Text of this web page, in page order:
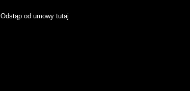
Odstąp od umowy tutaj